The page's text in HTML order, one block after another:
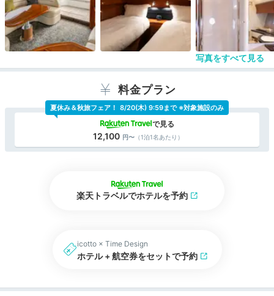
写真をすべて見る
料金プラン
12,100 （1泊1名あたり）
夏休み＆秋旅フェア！ 8/20(木) 9:59まで ※対象施設のみ
楽天トラベルでホテルを予約
icotto × Time Design
ホテル + 航空券をセットで予約